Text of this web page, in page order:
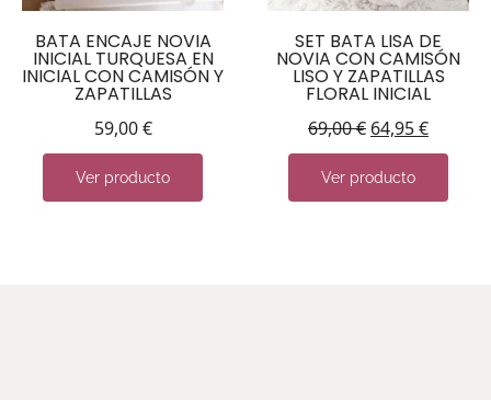
BATA ENCAJE NOVIA
INICIAL TURQUESA EN
INICIAL CON CAMISÓN Y
ZAPATILLAS
59,00€
Ver producto
SET BATA LISA DE
NOVIA CON CAMISÓN
LISO Y ZAPATILLAS
FLORAL INICIAL
69,00€ 64,95€
Ver producto